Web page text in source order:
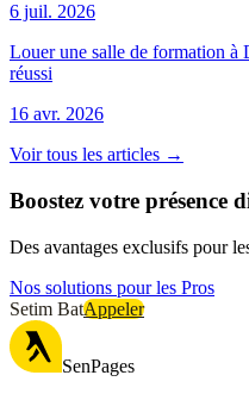
6 juil. 2026
Louer une salle de formation à
réussi
16 avr. 2026
Voir tous les articles →
Boostez votre présence
Des avantages exclusifs pour
Nos solutions pour les Pros
Setim BatAppeler
SenPages